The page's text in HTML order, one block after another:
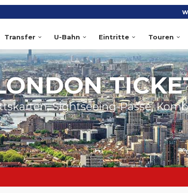
Transfer U-Bahn Eintritte Touren
Sightseeing-Pässe,